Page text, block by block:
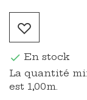
 En stock
La quantité
est 1,00m.